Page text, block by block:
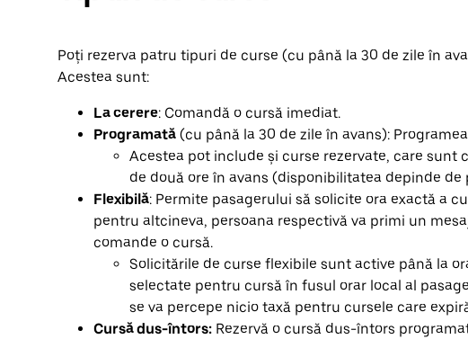
Poți rezerva patru tipuri de curse (cu până la 30 de zile în
Acestea sunt:
La cerere: Comandă o cursă imediat.
Programată (cu până la 30 de zile în avans):
Acestea pot include și curse rezervate, care
de două ore în avans (disponibilitatea depinde de
Flexibilă: Permite pasagerului să solicite ora exactă a
pentru altcineva, persoana respectivă va primi un
comande o cursă.
Solicitările de curse flexibile sunt active până la
selectate pentru cursă în fusul orar local al
se va percepe nicio taxă pentru cursele care
Cursă dus-întors: Rezervă o cursă dus-întors